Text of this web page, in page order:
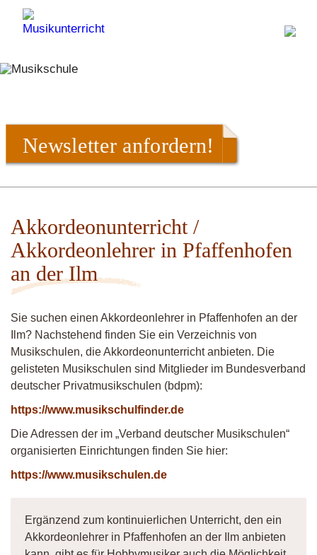
Newsletter anfordern!
Akkordeonunterricht /
Akkordeonlehrer in Pfaffenhofen
an der Ilm
Sie suchen einen Akkordeonlehrer in Pfaffenhofen an der
Ilm? Nachstehend finden Sie ein Verzeichnis von
Musikschulen, die Akkordeonunterricht anbieten. Die
gelisteten Musikschulen sind Mitglieder im Bundesverband
deutscher Privatmusikschulen (bdpm):
https://www.musikschulfinder.de
Die Adressen der im „Verband deutscher Musikschulen“
organisierten Einrichtungen finden Sie hier:
https://www.musikschulen.de
Ergänzend zum kontinuierlichen Unterricht, den ein
Akkordeonlehrer in Pfaffenhofen an der Ilm anbieten